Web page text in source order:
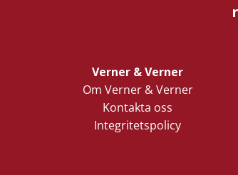
Verner & Verner
Om Verner & Verner
Kontakta oss
Integritetspolicy